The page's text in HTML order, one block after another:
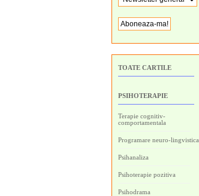
TOATE CARTILE
PSIHOTERAPIE
Terapie cognitiv-
comportamentala
Programare neuro-lingvistica
Psihanaliza
Psihoterapie pozitiva
Psihodrama